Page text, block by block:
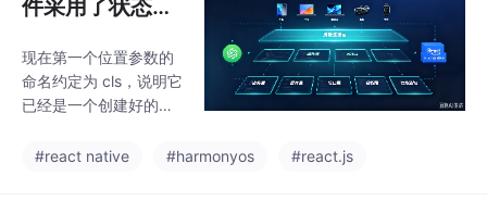
都被看作Hy模块，都可
样导入。要记住，比遵
守 PEP 8 更重要的是项
目内的一致性。做的争
无止境并且永远没有赢
件采用了状态驱
实现React Nati
ve鸿蒙跨平台根
显示不同的颜色
现在第一个位置参数的
命名约定为 cls，说明它
已经是一个创建好的类
而不是一个元类对象。n
#react native #harmonyos #react.js